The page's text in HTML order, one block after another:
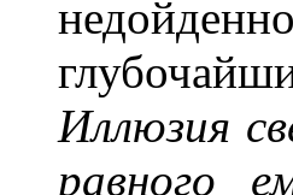
Иллюзия
равного